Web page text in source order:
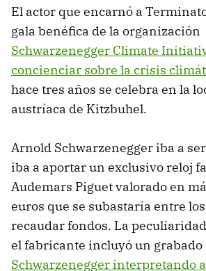
El actor que encarnó a
gala benéfica de la organización
Schwarzenegger Climate
concienciar sobre la crisis
hace tres años se celebra en la
austríaca de Kitzbuhel.
Arnold Schwarzenegger iba a
iba a aportar un exclusivo reloj
Audemars Piguet valorado en
euros que se subastaría entre
recaudar fondos. La
el fabricante incluyó un grabado
Schwarzenegger interpretando